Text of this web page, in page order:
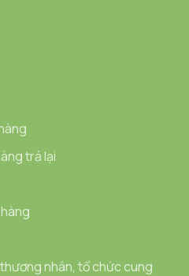
trả lại
nhân, tổ chức cung